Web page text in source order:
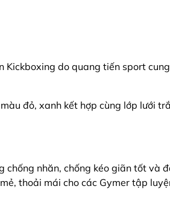
Kickboxing do quang tiến sport
đỏ, xanh kết hợp cùng lớp lưới
chống nhăn, chống kéo giãn tốt và
thoải mái cho các Gymer tập